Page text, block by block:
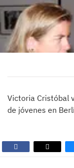
Victoria Cristóbal
de jóvenes en